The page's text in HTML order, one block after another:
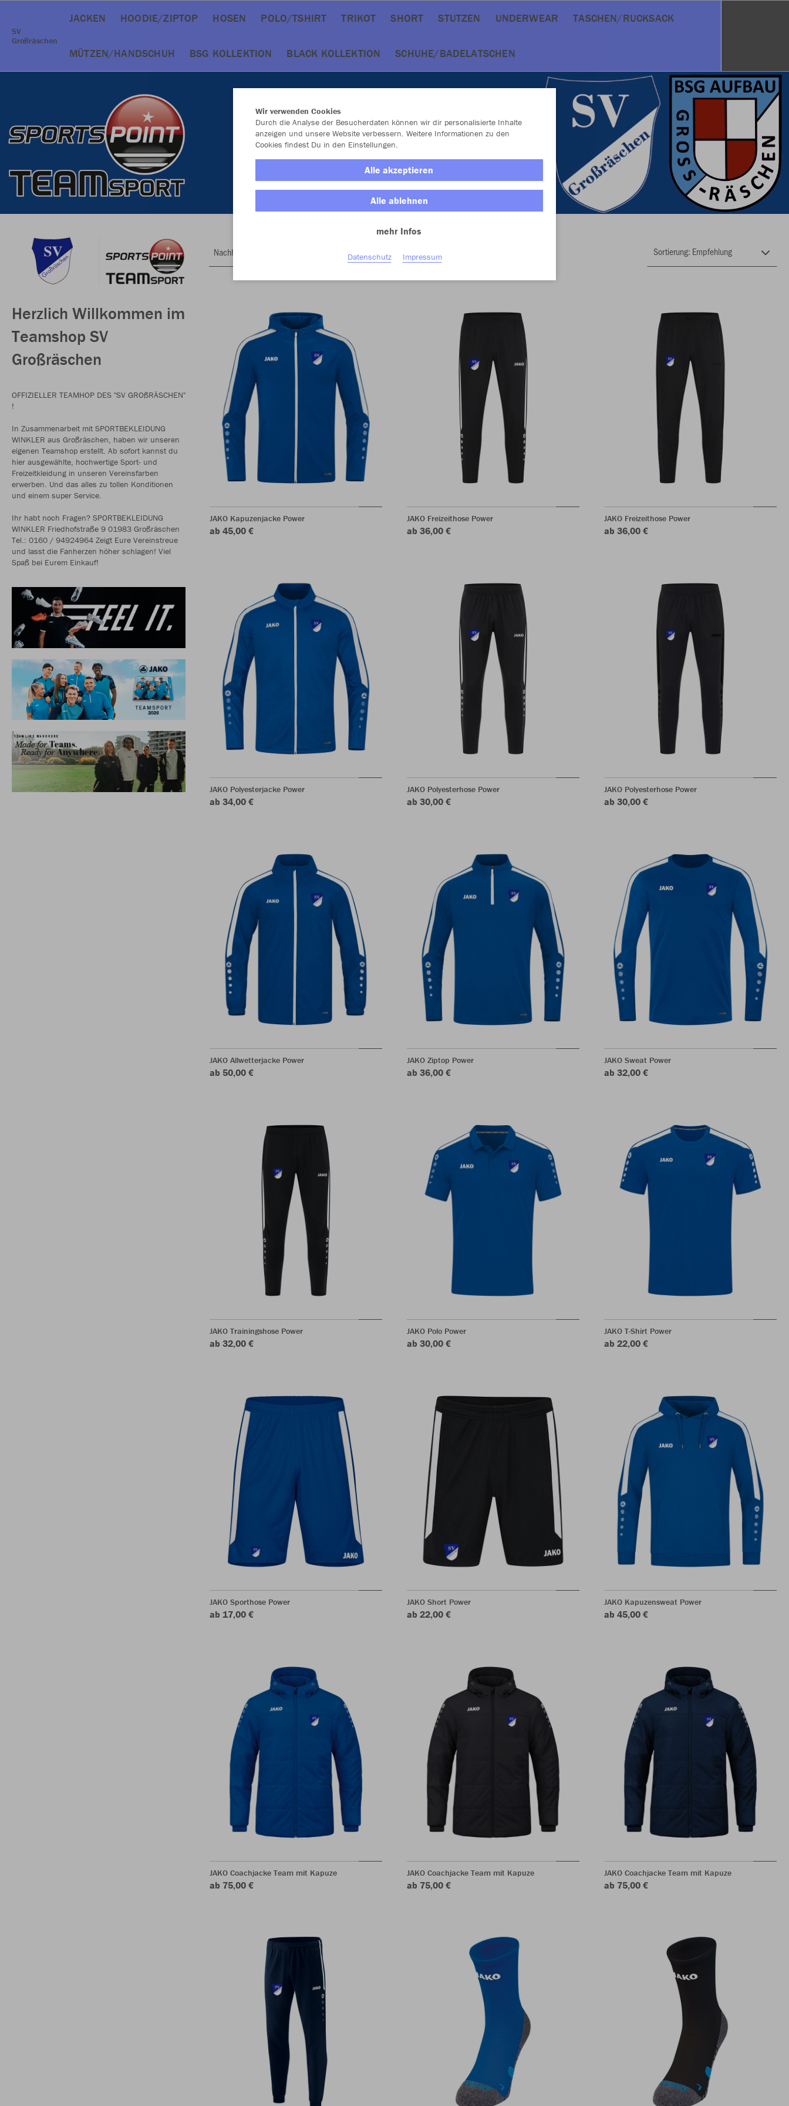
SV
Großräschen
JACKEN HOODIE/ZIPTOP HOSEN POLO/TSHIRT TRIKOT SHORT STUTZEN UNDERWEAR TASCHEN/RUCKSACK
MÜTZEN/HANDSCHUH BSG KOLLEKTION BLACK KOLLEKTION SCHUHE/BADELATSCHEN
Herzlich Willkommen im
Teamshop SV
Großräschen
OFFIZIELLER TEAMHOP DES "SV GROßRÄSCHEN"
!
In Zusammenarbeit mit SPORTBEKLEIDUNG
WINKLER aus Großräschen, haben wir unseren
eigenen Teamshop erstellt. Ab sofort kannst du
hier ausgewählte, hochwertige Sport- und
Freizeitkleidung in unseren Vereinsfarben
erwerben. Und das alles zu tollen Konditionen
und einem super Service.
Ihr habt noch Fragen? SPORTBEKLEIDUNG
WINKLER Friedhofstraße 9 01983 Großräschen
Tel.: 0160 / 94924964 Zeigt Eure Vereinstreue
und lasst die Fanherzen höher schlagen! Viel
Spaß bei Eurem Einkauf!
Nachhaltig
JAKO Kapuzenjacke Power
ab 45,00 €
JAKO Freizeithose Power
ab 36,00 €
JAKO Freizeithose Power
ab 36,00 €
JAKO Polyesterjacke Power
ab 34,00 €
JAKO Polyesterhose Power
ab 30,00 €
JAKO Polyesterhose Power
ab 30,00 €
JAKO Allwetterjacke Power
ab 50,00 €
JAKO Ziptop Power
ab 36,00 €
JAKO Sweat Power
ab 32,00 €
JAKO Trainingshose Power
ab 32,00 €
JAKO Polo Power
ab 30,00 €
JAKO T-Shirt Power
ab 22,00 €
JAKO Sporthose Power
ab 17,00 €
JAKO Short Power
ab 22,00 €
JAKO Kapuzensweat Power
ab 45,00 €
JAKO Coachjacke Team mit Kapuze
ab 75,00 €
JAKO Coachjacke Team mit Kapuze
ab 75,00 €
JAKO Coachjacke Team mit Kapuze
ab 75,00 €
Wir verwenden Cookies
Durch die Analyse der Besucherdaten können wir dir personalisierte Inhalte
anzeigen und unsere Website verbessern. Weitere Informationen zu den
Cookies findest Du in den Einstellungen.
Alle akzeptieren
Alle ablehnen
mehr Infos
Datenschutz Impressum